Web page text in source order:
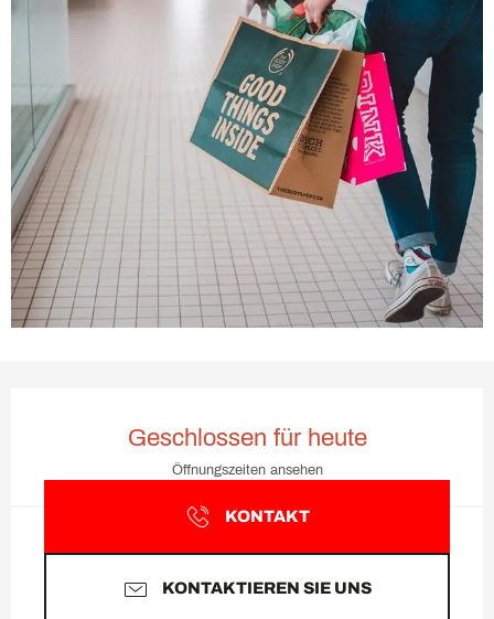
Geschlossen für heute
Öffnungszeiten ansehen
KONTAKT
KONTAKTIEREN SIE UNS